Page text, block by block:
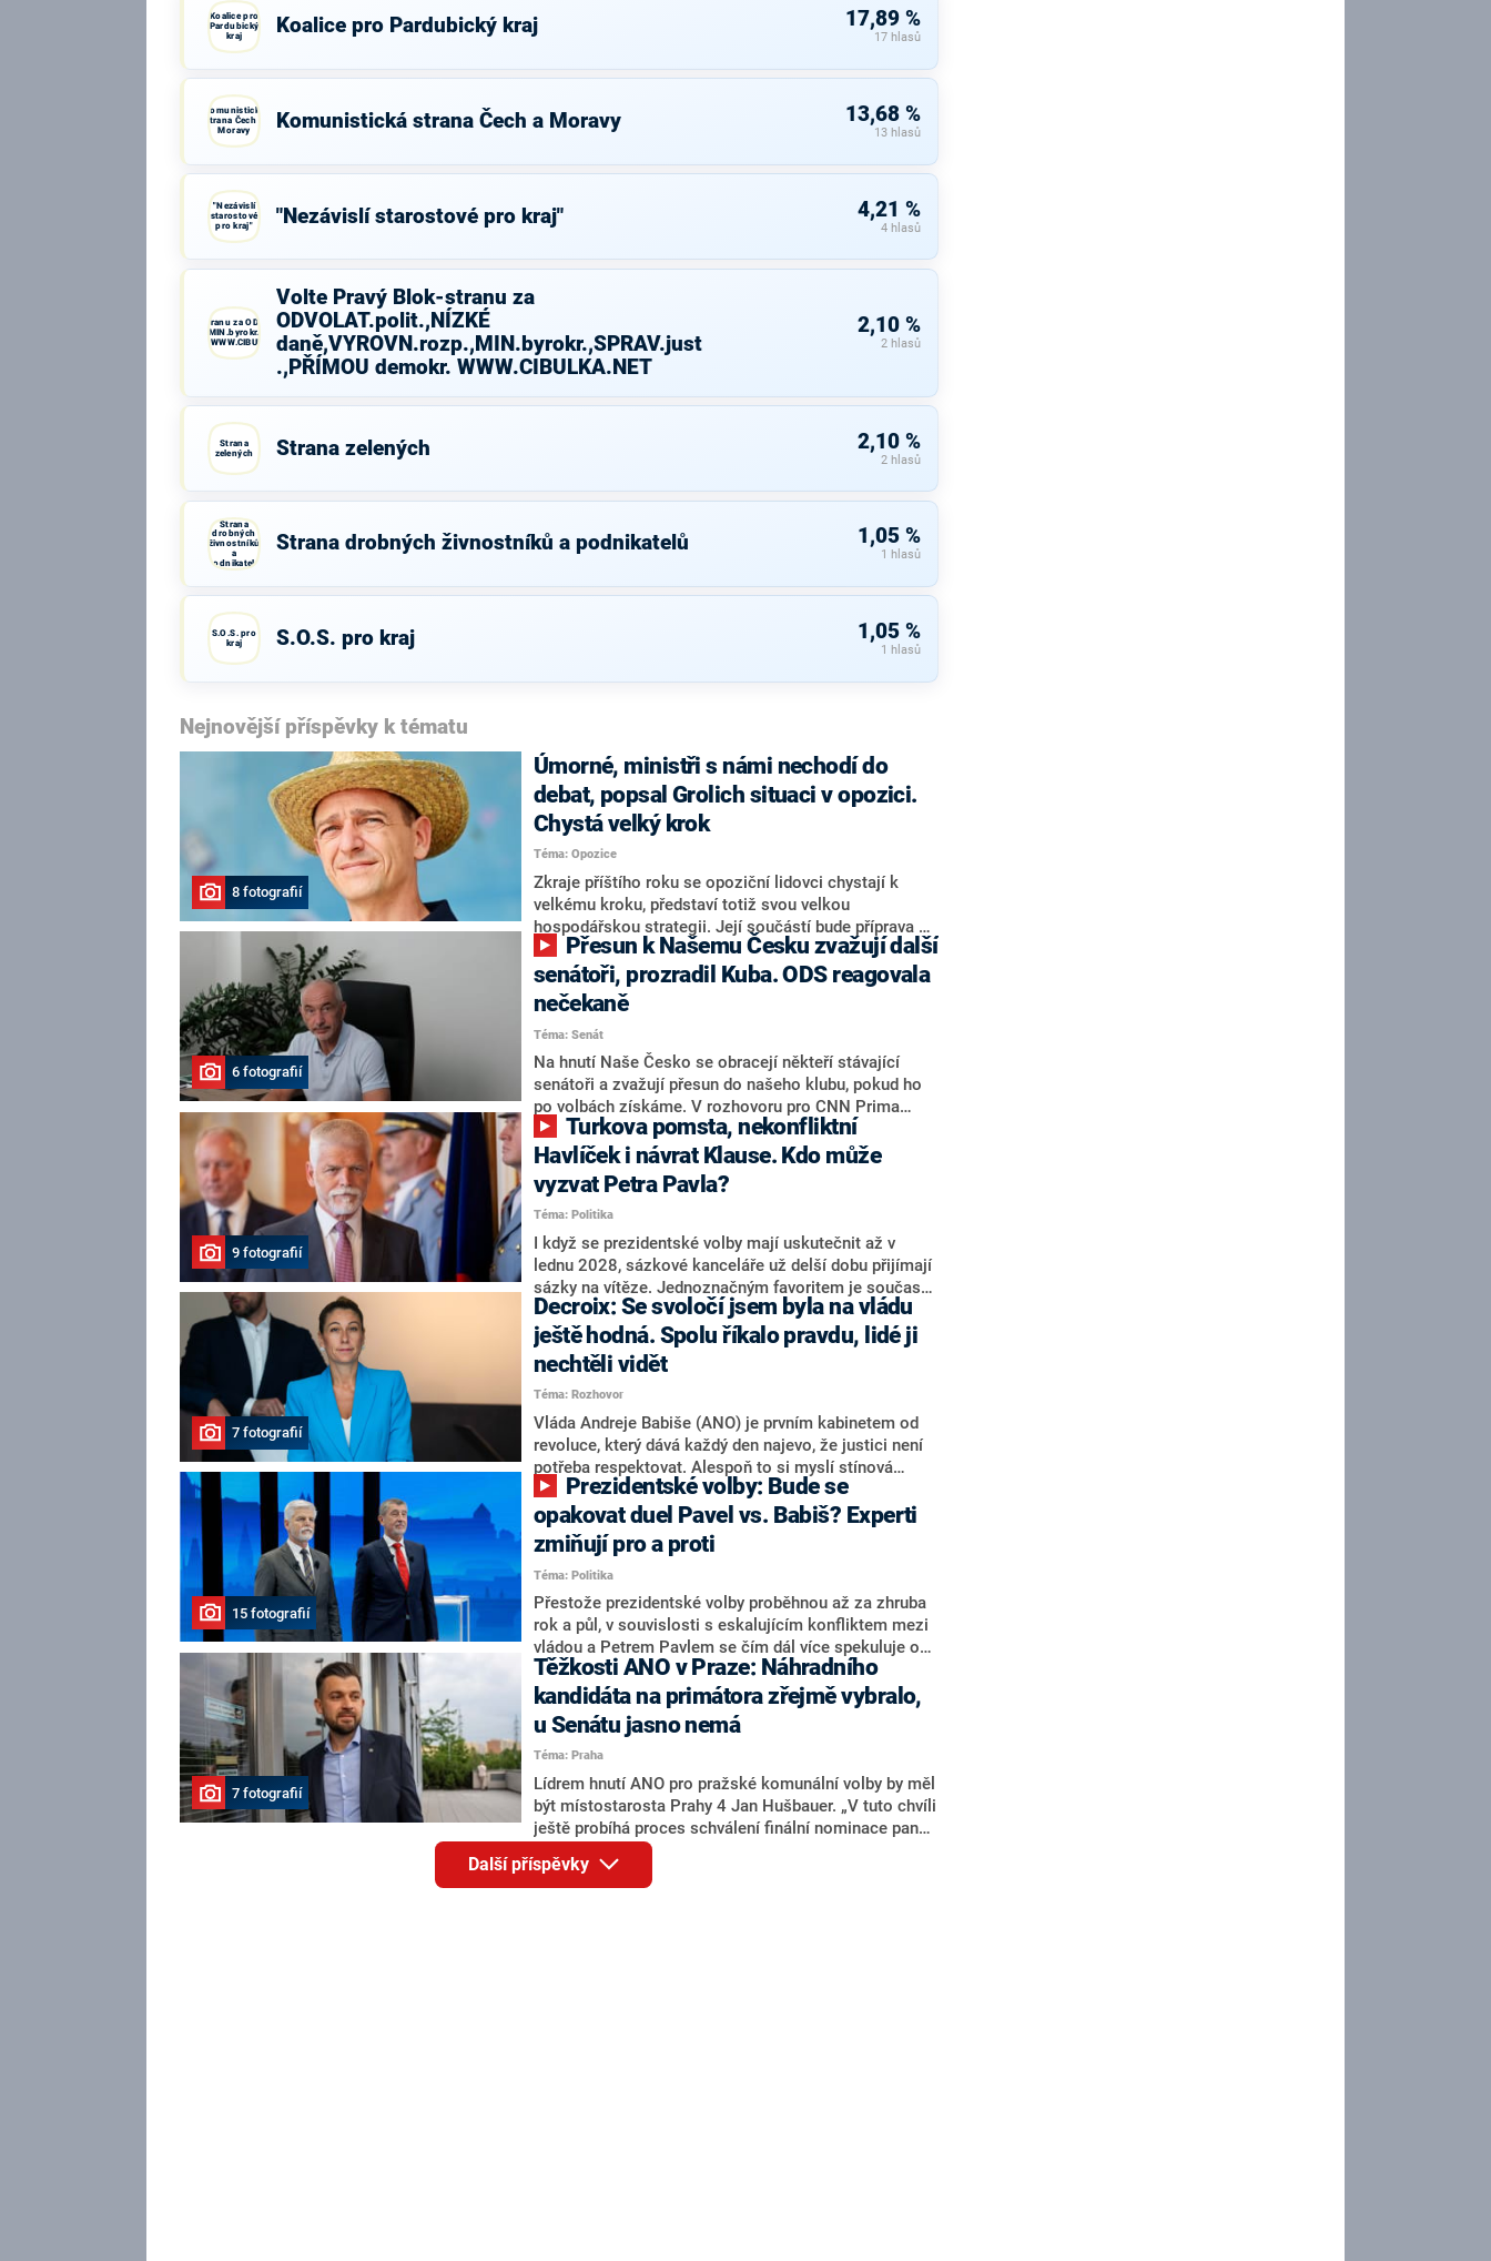
Koalice pro
Pardubický
kraj
Koalice pro Pardubický kraj 17,89 %
17 hlasů
Komunistická
strana Čech a
Moravy
Komunistická strana Čech a Moravy 13,68 %
13 hlasů
"Nezávislí
starostové
pro kraj"
"Nezávislí starostové pro kraj" 4,21 %
4 hlasů
Volte Pravý Blok-stranu za ODVOLAT.polit.,NÍZKÉ
daně,VYROVN.rozp.,MIN.byrokr.,SPRAV.just.,PŘÍMOU
demokr. WWW.CIBULKA.NET
Volte Pravý Blok-stranu za
ODVOLAT.polit.,NÍZKÉ
daně,VYROVN.rozp.,MIN.byrokr.,SPRAV.just
.,PŘÍMOU demokr. WWW.CIBULKA.NET
2,10 %
2 hlasů
Strana
zelených
Strana zelených 2,10 %
2 hlasů
Strana
drobných
živnostníků
a
podnikatelů
Strana drobných živnostníků a podnikatelů 1,05 %
1 hlasů
S.O.S. pro
kraj
S.O.S. pro kraj 1,05 %
1 hlasů
Nejnovější příspěvky k tématu
8 fotografií
Úmorné, ministři s námi nechodí do
debat, popsal Grolich situaci v opozici.
Chystá velký krok
Téma: Opozice
Zkraje příštího roku se opoziční lidovci chystají k
velkému kroku, představí totiž svou velkou
hospodářskou strategii. Její součástí bude příprava na
stárnutí populace, řekl ve středu na setkání s novináři
nový předseda lidovců Jan Grolich. Ten zároveň v
senátních volbách kandiduje ve Vyškově. Popsal i
aktivitu opozice, o níž vládní strany nebo političtí
komentátoři mluví jako o slabé a v defenzivě. „Je to
úmorná práce upozorňovat na chyby vlády. Ministři s
námi navíc nechodí do debat. Chceme ale ukazovat
svoje témata,“ odpověděl Grolich na dotaz CNN Prima
NEWS.
6 fotografií
senátoři, prozradil Kuba. ODS reagovala
nečekaně
Téma: Senát
Na hnutí Naše Česko se obracejí někteří stávající
senátoři a zvažují přesun do našeho klubu, pokud ho
po volbách získáme. V rozhovoru pro CNN Prima
NEWS to řekl zakladatel hnutí a jihočeský hejtman
Martin Kuba. Konkrétní nebyl, ale získat by takto mohl
například senátora Zdeňka Hrabu, který je dnes
součástí klubu ODS a TOP 09. Hraba to na dotaz
redakce nevyloučil. Předseda klubu senátorů ODS
Zdeněk Nytra redakci řekl, že počítá s odchodem
některých senátorů z klubu a že Naše Česko není
nepřítel, ale soupeř.
9 fotografií
Havlíček i návrat Klause. Kdo může
vyzvat Petra Pavla?
Téma: Politika
I když se prezidentské volby mají uskutečnit až v
lednu 2028, sázkové kanceláře už delší dobu přijímají
sázky na vítěze. Jednoznačným favoritem je současná
hlava státu Petr Pavel. Daleko za ním pak bookmakeři
zmiňují dva výrazné politiky ANO, tedy premiéra
Andreje Babiše a ministra průmyslu Karla Havlíčka.
Oblíbeným tipem samotných sázkařů je poslanec za
Motoristy Filip Turek. Politolog Jan Kubáček nicméně
o případné kandidatuře kohokoliv ze zmíněné trojice
značně pochybuje. Podle něj současná koalice dosud
nemá osobu, která by Pavlovi mohla konkurovat.
7 fotografií
Decroix: Se svoločí jsem byla na vládu
ještě hodná. Spolu říkalo pravdu, lidé ji
nechtěli vidět
Téma: Rozhovor
Vláda Andreje Babiše (ANO) je prvním kabinetem od
revoluce, který dává každý den najevo, že justici není
potřeba respektovat. Alespoň to si myslí stínová
ministryně spravedlnosti ODS Eva Decroix. V
rozhovoru pro CNN Prima NEWS si nebrala servítky
ohledně politického výkonu svého nástupce Jeronýma
Tejce (za ANO) či vládní zmocněnkyně pro lidská
práva Taťány Malé (ANO). Označením „svoloč“ na
adresu vlády prý byla ještě hodná. Decroix se také
vrátila k volební porážce koalice Spolu či promluvila o
hnutí Naše Česko Martina Kuby.
15 fotografií
opakovat duel Pavel vs. Babiš? Experti
zmiňují pro a proti
Téma: Politika
Přestože prezidentské volby proběhnou až za zhruba
rok a půl, v souvislosti s eskalujícím konfliktem mezi
vládou a Petrem Pavlem se čím dál více spekuluje o
tom, koho by do bitvy o Hrad mohla vyslat současná
koalice. Někteří političtí komentátoři znovu vytahují
jméno premiéra Andreje Babiše (ANO). Jak moc je
pravděpodobné, že se v prezidentských volbách 2028
bude znovu opakovat souboj z roku 2023?
7 fotografií
Těžkosti ANO v Praze: Náhradního
kandidáta na primátora zřejmě vybralo,
u Senátu jasno nemá
Téma: Praha
Lídrem hnutí ANO pro pražské komunální volby by měl
být místostarosta Prahy 4 Jan Hušbauer. „V tuto chvíli
ještě probíhá proces schválení finální nominace pana
Jana Hušbauera Výborem hnutí ANO,“ uvedl pro
redakci místopředseda pražského ANO Martin
Benkovič. O Hušbauerovi se spekulovalo jako o
Další příspěvky